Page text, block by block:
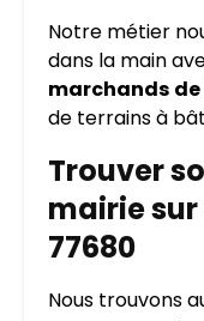
Notre métier
dans la main
marchands
de terrains à
Trouver
mairie
77680
Nous trouvons